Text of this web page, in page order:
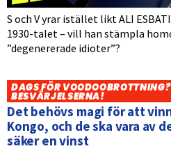
S och V yrar istället likt ALI
1930-talet – vill han stämpla
”degenererade idioter”?
DAGS FÖR
BESVÄRJELSERNA!
Det behövs magi för att
Kongo, och de ska vara av
säker en vinst